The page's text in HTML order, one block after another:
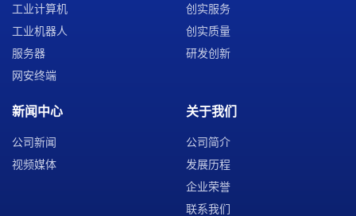
工业计算机
工业机器人
服务器
网安终端
创实服务
创实质量
研发创新
新闻中心
公司新闻
视频媒体
关于我们
公司简介
发展历程
企业荣誉
联系我们